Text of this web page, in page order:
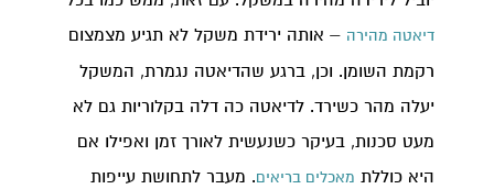
דיאטה מהירה – אותה ירידת משקל לא תגיע מצמצום
רקמת השומן. וכן, ברגע שהדיאטה נגמרת, המשקל
יעלה מהר כשירד. לדיאטה כה דלה בקלוריות גם לא
מעט סכנות, בעיקר כשנעשית לאורך זמן ואפילו אם
היא כוללת מאכלים בריאים. מעבר לתחושת עייפות